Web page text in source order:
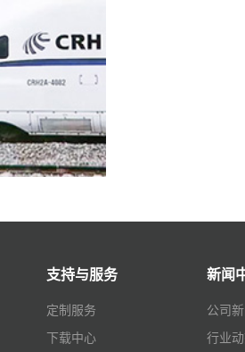
支持与服务
定制服务
下载中心
新闻
公司
行业